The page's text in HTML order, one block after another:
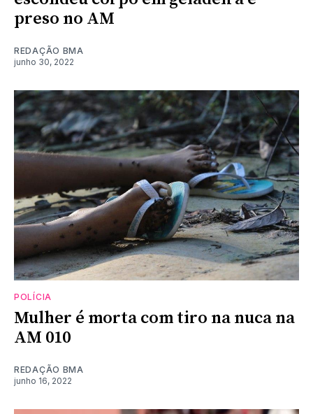
preso no AM
REDAÇÃO BMA
junho 30, 2022
POLÍCIA
Mulher é morta com tiro na nuca na
AM 010
REDAÇÃO BMA
junho 16, 2022